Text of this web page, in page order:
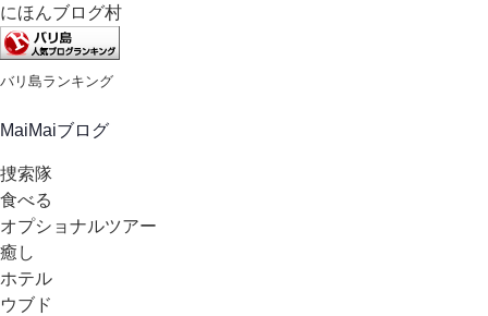
にほんブログ村
バリ島ランキング
MaiMaiブログ
捜索隊
食べる
オプショナルツアー
癒し
ホテル
ウブド